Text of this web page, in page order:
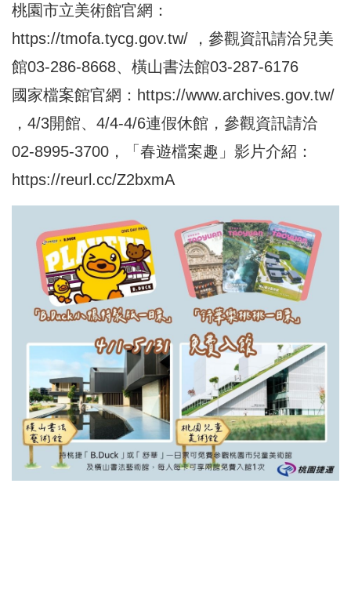
桃園市立美術館官網：
https://tmofa.tycg.gov.tw/ ，參觀資訊請洽兒美
館03-286-8668、橫山書法館03-287-6176
國家檔案館官網： https://www.archives.gov.tw/
，4/3開館、4/4-4/6連假休館，參觀資訊請洽
02-8995-3700，「春遊檔案趣」影片介紹：
https://reurl.cc/Z2bxmA